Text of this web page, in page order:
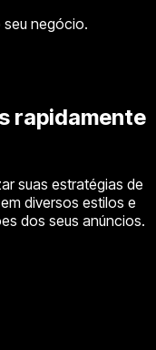
seu negócio.
rapidamente
suas estratégias de
diversos estilos e
dos seus anúncios.